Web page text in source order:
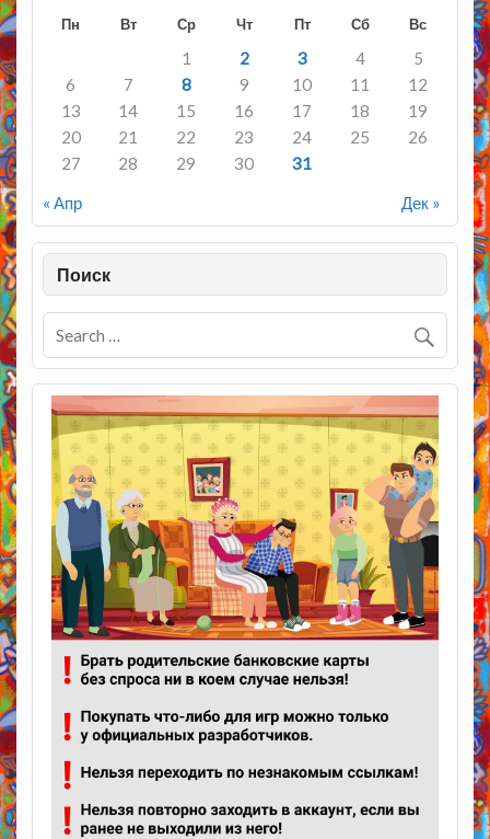
Пн Вт Ср Чт Пт Сб Вс
« Апр Дек »
1 2 3 4
5
6
7 8 9 10 11
12
13
14 15 16 17 18
19
20
21 22 23 24 25
26
27
28 29 30 31
Поиск